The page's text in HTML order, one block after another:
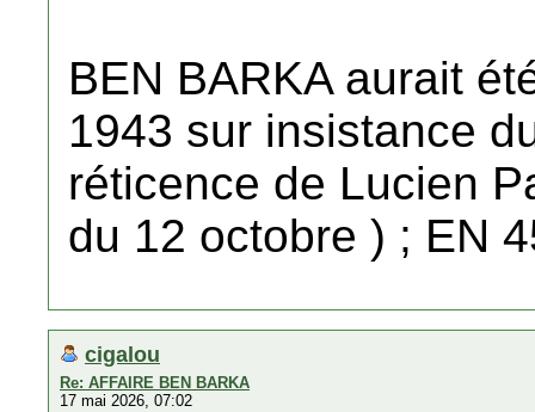
BEN BARKA aurait
1943 sur insistance
réticence de Lucien
du 12 octobre ) ; EN
cigalou
Re: AFFAIRE BEN BARKA
17 mai 2026, 07:02